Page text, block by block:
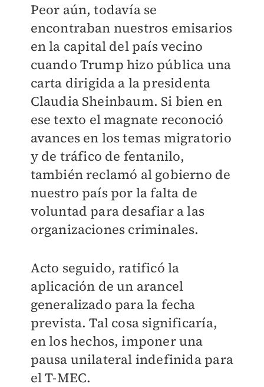
Peor aún, todavía se
encontraban nuestros emisarios
en la capital del país vecino
cuando Trump hizo pública una
carta dirigida a la presidenta
Claudia Sheinbaum. Si bien en
ese texto el magnate reconoció
avances en los temas migratorio
y de tráfico de fentanilo,
también reclamó al gobierno de
nuestro país por la falta de
voluntad para desafiar a las
organizaciones criminales.
Acto seguido, ratificó la
aplicación de un arancel
generalizado para la fecha
prevista. Tal cosa significaría,
en los hechos, imponer una
pausa unilateral indefinida para
el T-MEC.